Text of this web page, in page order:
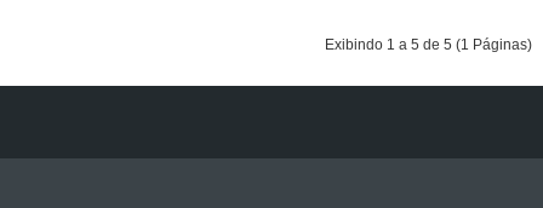
Exibindo 1 a 5 de 5 (1 Páginas)